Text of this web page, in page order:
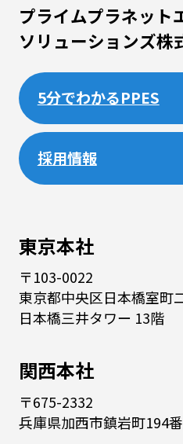
東京本社
〒103-0022
東京都中央区日本橋室町
日本橋三井タワー 13階
関西本社
〒675-2332
兵庫県加西市鎮岩町194
プライムプラネット
ソリューションズ株
5分でわかるPPES
採用情報